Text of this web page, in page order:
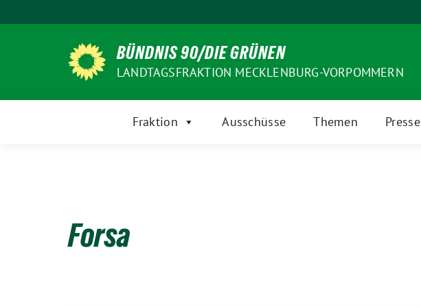
zum
BÜNDNIS 90/DIE GRÜNEN
LANDTAGSFRAKTION MECKLENBURG-VORPOMMERN
Fraktion Ausschüsse Themen Presse
Forsa